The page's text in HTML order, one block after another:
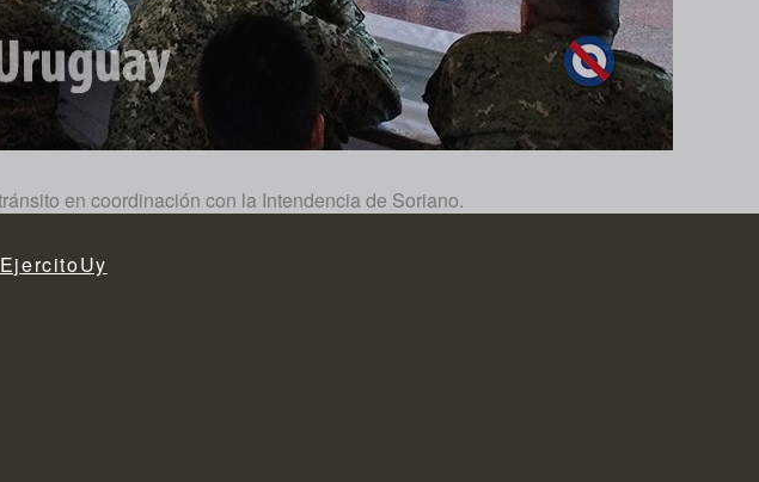
en coordinación con la Intendencia de Soriano.